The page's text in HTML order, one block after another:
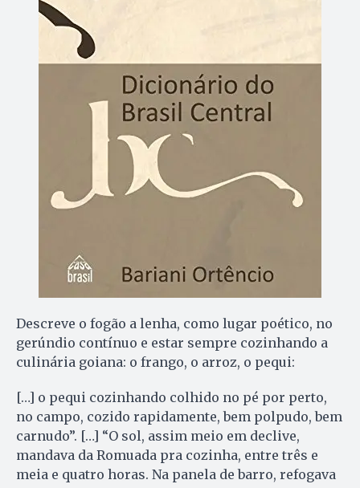
Descreve o fogão a lenha, como lugar poético, no
gerúndio contínuo e estar sempre cozinhando a
culinária goiana: o frango, o arroz, o pequi:
[…] o pequi cozinhando colhido no pé por perto,
no campo, cozido rapidamente, bem polpudo, bem
carnudo”. […] “O sol, assim meio em declive,
mandava da Romuada pra cozinha, entre três e
meia e quatro horas. Na panela de barro, refogava